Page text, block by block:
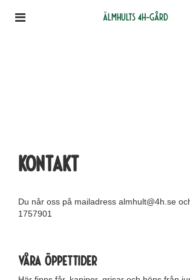
Älmhults 4H-gård
Kontakt
Du når oss på mailadress almhult@4h.se
1757901
Våra öppettider